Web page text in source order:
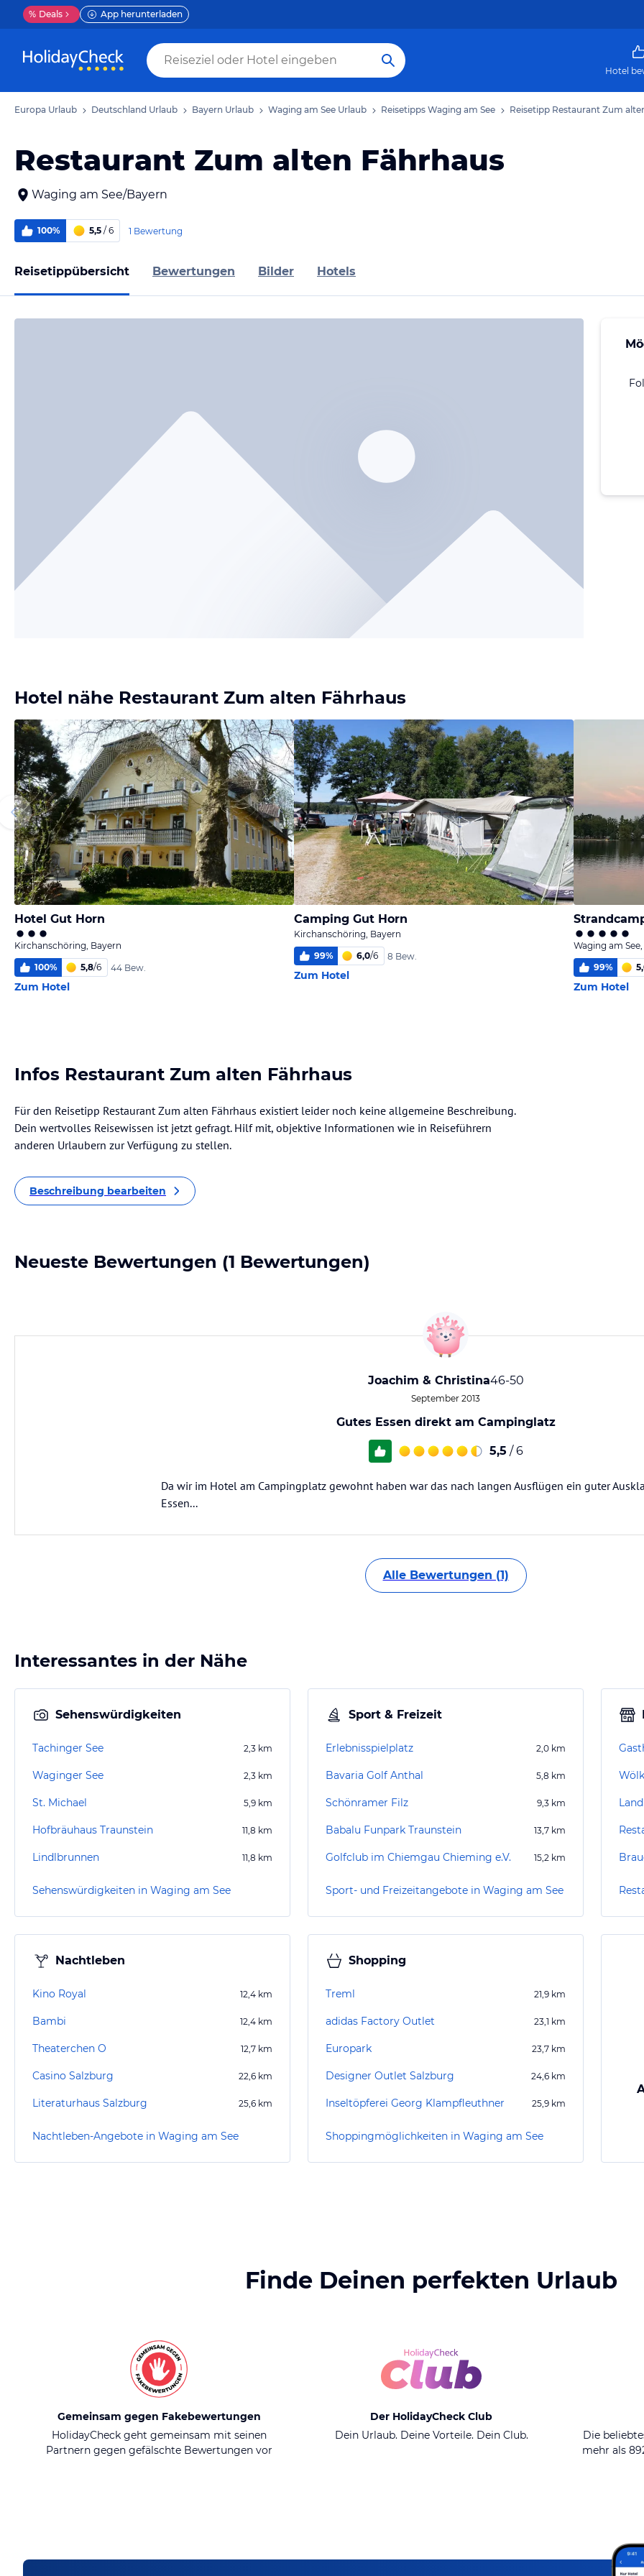
% Deals App herunterladen
Hotel
Europa Urlaub Deutschland Urlaub Bayern Urlaub Waging am See Urlaub Reisetipps Waging am See Reisetipp Restaurant Zum
Restaurant Zum alten Fährhaus
Waging am See/Bayern
100% 5,5 / 6 1 Bewertung
Reisetippübersicht Bewertungen Bilder Hotels
Hotel nähe Restaurant Zum alten Fährhaus
Hotel Gut Horn
Kirchanschöring, Bayern
100% 5,8/6 44 Bew.
Zum Hotel
Camping Gut Horn
Kirchanschöring, Bayern
99% 6,0/6 8 Bew.
Zum Hotel
Waging am
99%
Zum Hotel
Infos Restaurant Zum alten Fährhaus
Für den Reisetipp Restaurant Zum alten Fährhaus existiert leider noch keine allgemeine Beschreibung.
Dein wertvolles Reisewissen ist jetzt gefragt. Hilf mit, objektive Informationen wie in Reiseführern
anderen Urlaubern zur Verfügung zu stellen.
Beschreibung bearbeiten
Neueste Bewertungen (1 Bewertungen)
Joachim & Christina46-50
September 2013
Gutes Essen direkt am Campinglatz
5,5 / 6
Da wir im Hotel am Campingplatz gewohnt haben war das nach langen Ausflügen ein guter
Essen...
Alle Bewertungen (1)
Interessantes in der Nähe
Sehenswürdigkeiten
Tachinger See 2,3 km
Waginger See 2,3 km
St. Michael 5,9 km
Hofbräuhaus Traunstein 11,8 km
Lindlbrunnen 11,8 km
Sehenswürdigkeiten in Waging am See
Sport & Freizeit
Erlebnisspielplatz 2,0 km
Bavaria Golf Anthal 5,8 km
Schönramer Filz 9,3 km
Babalu Funpark Traunstein 13,7 km
Golfclub im Chiemgau Chieming e.V. 15,2 km
Sport- und Freizeitangebote in Waging am See
Nachtleben
Kino Royal 12,4 km
Bambi 12,4 km
Theaterchen O 12,7 km
Casino Salzburg 22,6 km
Literaturhaus Salzburg 25,6 km
Nachtleben-Angebote in Waging am See
Shopping
Treml 21,9 km
adidas Factory Outlet 23,1 km
Europark 23,7 km
Designer Outlet Salzburg 24,6 km
Inseltöpferei Georg Klampfleuthner 25,9 km
Shoppingmöglichkeiten in Waging am See
Finde Deinen perfekten Urlaub
Gemeinsam gegen Fakebewertungen
HolidayCheck geht gemeinsam mit seinen
Partnern gegen gefälschte Bewertungen vor
Der HolidayCheck Club
Dein Urlaub. Deine Vorteile. Dein Club.
Die
mehr als